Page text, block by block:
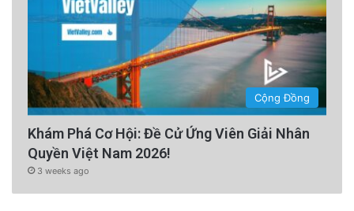
Cộng Đồng
Khám Phá Cơ Hội: Đề Cử Ứng Viên Giải Nhân
Quyền Việt Nam 2026!
3 weeks ago